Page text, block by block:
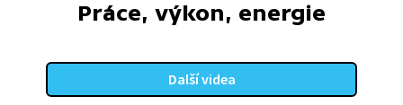
Práce, výkon, energie
Další videa